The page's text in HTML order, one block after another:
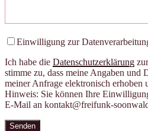
Bitte lasse dieses Feld leer.
Einwilligung zur
Ich habe die Datenschutzerklärung
stimme zu, dass meine Angaben und
meiner Anfrage elektronisch erhoben
Hinweis: Sie können Ihre
E-Mail an kontakt@freifunk-